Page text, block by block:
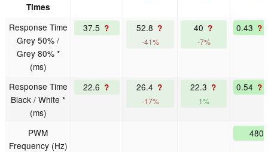
Times
Response Time
Grey 50% /
Grey 80% *
(ms)
37.5 ? 52.8 ?
-41%
40 ?
-7%
0.43 ?
Response Time
Black / White *
(ms)
22.6 ? 26.4 ?
-17%
22.3 ?
1%
0.54 ?
PWM
Frequency (Hz)
480